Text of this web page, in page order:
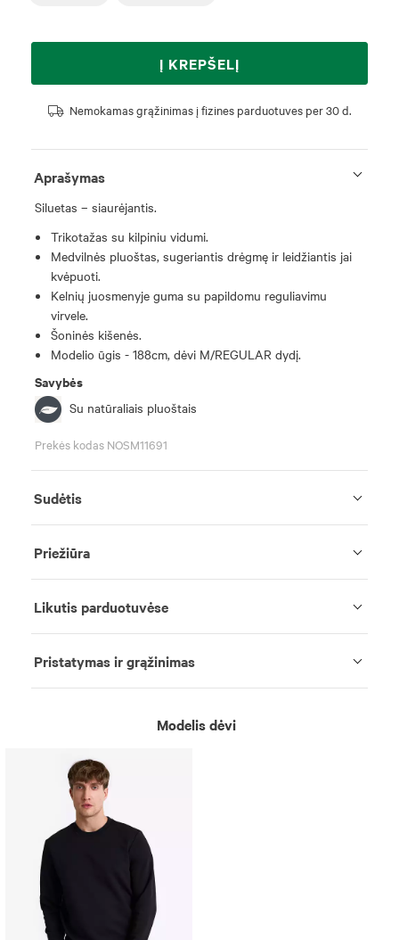
Į KREPŠELĮ
Nemokamas grąžinimas į fizines parduotuves per 30 d.
Aprašymas
Siluetas – siaurėjantis.
Trikotažas su kilpiniu vidumi.
Medvilnės pluoštas, sugeriantis drėgmę ir leidžiantis jai
kvėpuoti.
Kelnių juosmenyje guma su papildomu reguliavimu
virvele.
Šoninės kišenės.
Modelio ūgis - 188cm, dėvi M/REGULAR dydį.
Savybės
Su natūraliais pluoštais
Prekės kodas NOSM11691
Sudėtis
Priežiūra
Likutis parduotuvėse
Pristatymas ir grąžinimas
Modelis dėvi